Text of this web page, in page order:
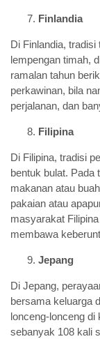
Finlandia
Di Finlandia,
lempengan timah,
ramalan tahun
perkawinan, bila
perjalanan, dan
Filipina
Di Filipina, tradisi
bentuk bulat. Pada
makanan atau
pakaian atau
masyarakat
membawa
Jepang
Di Jepang,
bersama keluarga
lonceng-lonceng di
sebanyak 108 kali